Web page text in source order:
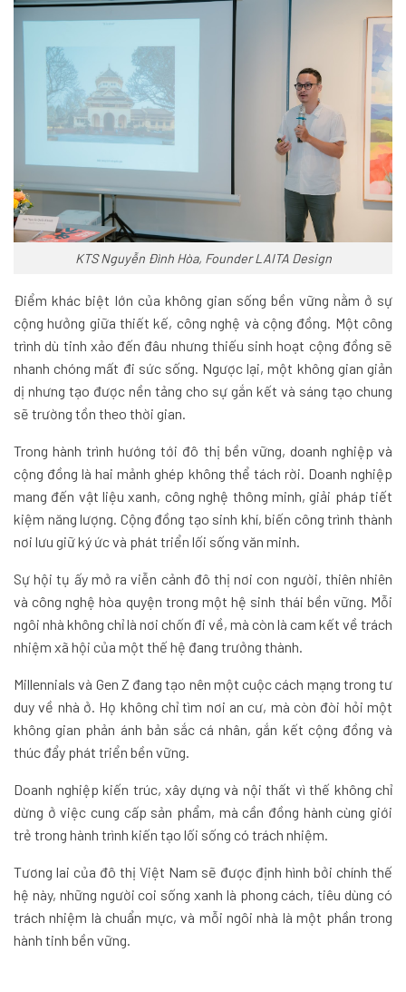
KTS Nguyễn Đình Hòa, Founder LAITA Design
Điểm khác biệt lớn của không gian sống bền vững nằm ở sự
cộng hưởng giữa thiết kế, công nghệ và cộng đồng. Một công
trình dù tinh xảo đến đâu nhưng thiếu sinh hoạt cộng đồng sẽ
nhanh chóng mất đi sức sống. Ngược lại, một không gian giản
dị nhưng tạo được nền tảng cho sự gắn kết và sáng tạo chung
sẽ trường tồn theo thời gian.
Trong hành trình hướng tới đô thị bền vững, doanh nghiệp và
cộng đồng là hai mảnh ghép không thể tách rời. Doanh nghiệp
mang đến vật liệu xanh, công nghệ thông minh, giải pháp tiết
kiệm năng lượng. Cộng đồng tạo sinh khí, biến công trình thành
nơi lưu giữ ký ức và phát triển lối sống văn minh.
Sự hội tụ ấy mở ra viễn cảnh đô thị nơi con người, thiên nhiên
và công nghệ hòa quyện trong một hệ sinh thái bền vững. Mỗi
ngôi nhà không chỉ là nơi chốn đi về, mà còn là cam kết về trách
nhiệm xã hội của một thế hệ đang trưởng thành.
Millennials và Gen Z đang tạo nên một cuộc cách mạng trong tư
duy về nhà ở. Họ không chỉ tìm nơi an cư, mà còn đòi hỏi một
không gian phản ánh bản sắc cá nhân, gắn kết cộng đồng và
thúc đẩy phát triển bền vững.
Doanh nghiệp kiến trúc, xây dựng và nội thất vì thế không chỉ
dừng ở việc cung cấp sản phẩm, mà cần đồng hành cùng giới
trẻ trong hành trình kiến tạo lối sống có trách nhiệm.
Tương lai của đô thị Việt Nam sẽ được định hình bởi chính thế
hệ này, những người coi sống xanh là phong cách, tiêu dùng có
trách nhiệm là chuẩn mực, và mỗi ngôi nhà là một phần trong
hành tinh bền vững.